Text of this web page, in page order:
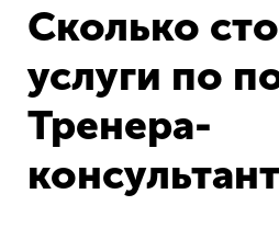
Сколько
услуги по
Тренера-